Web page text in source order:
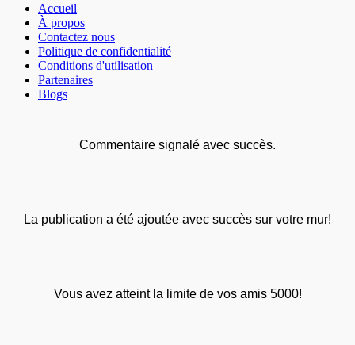
Accueil
À propos
Contactez nous
Politique de confidentialité
Conditions d'utilisation
Partenaires
Blogs
Commentaire signalé avec succès.
La publication a été ajoutée avec succès sur votre mur!
Vous avez atteint la limite de vos amis 5000!